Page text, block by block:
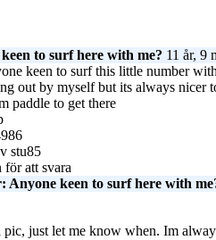
to surf here with me? 11 år, 9
keen to surf this little number
out by myself but its always nicer
paddle to get there
stu85
för att svara
Anyone keen to surf here with
pic, just let me know when. Im